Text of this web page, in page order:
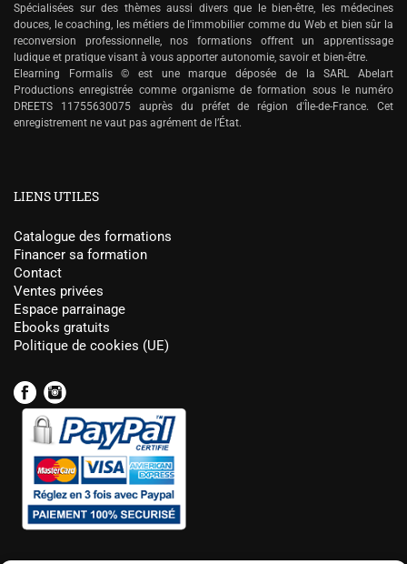
Spécialisées sur des thèmes aussi divers que le bien-être, les médecines
douces, le coaching, les métiers de l'immobilier comme du Web et bien sûr la
reconversion professionnelle, nos formations offrent un apprentissage
ludique et pratique visant à vous apporter autonomie, savoir et bien-être.
Elearning Formalis © est une marque déposée de la SARL Abelart
Productions enregistrée comme organisme de formation sous le numéro
DREETS 11755630075 auprès du préfet de région d'Île-de-France. Cet
enregistrement ne vaut pas agrément de l’État.
LIENS UTILES
Catalogue des formations
Financer sa formation
Contact
Ventes privées
Espace parrainage
Ebooks gratuits
Politique de cookies (UE)